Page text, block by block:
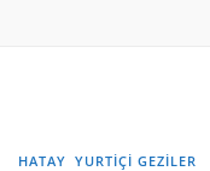
HATAY YURTIÇI GEZILER